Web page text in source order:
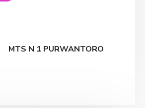
MTS N 1 PURWANTORO